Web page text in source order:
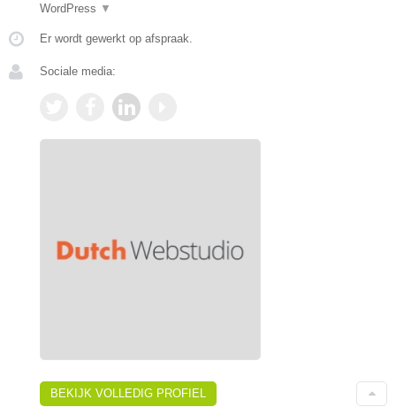
WordPress ▼
Er wordt gewerkt op afspraak.
Sociale media:
BEKIJK VOLLEDIG PROFIEL